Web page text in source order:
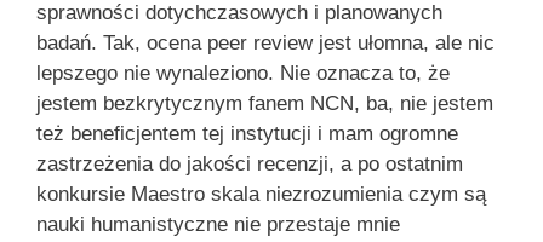
sprawności dotychczasowych i planowanych
badań. Tak, ocena peer review jest ułomna, ale nic
lepszego nie wynaleziono. Nie oznacza to, że
jestem bezkrytycznym fanem NCN, ba, nie jestem
też beneficjentem tej instytucji i mam ogromne
zastrzeżenia do jakości recenzji, a po ostatnim
konkursie Maestro skala niezrozumienia czym są
nauki humanistyczne nie przestaje mnie